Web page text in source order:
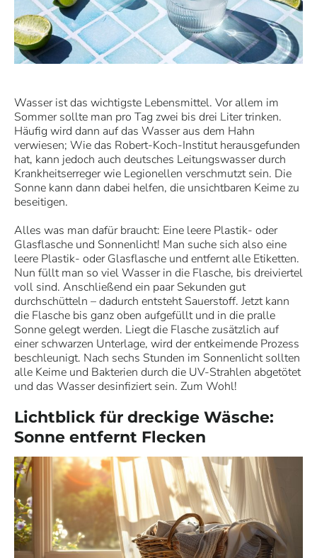
Wasser ist das wichtigste Lebensmittel. Vor allem im
Sommer sollte man pro Tag zwei bis drei Liter trinken.
Häufig wird dann auf das Wasser aus dem Hahn
verwiesen; Wie das Robert-Koch-Institut herausgefunden
hat, kann jedoch auch deutsches Leitungswasser durch
Krankheitserreger wie Legionellen verschmutzt sein. Die
Sonne kann dann dabei helfen, die unsichtbaren Keime zu
beseitigen.
Alles was man dafür braucht: Eine leere Plastik- oder
Glasflasche und Sonnenlicht! Man suche sich also eine
leere Plastik- oder Glasflasche und entfernt alle Etiketten.
Nun füllt man so viel Wasser in die Flasche, bis dreiviertel
voll sind. Anschließend ein paar Sekunden gut
durchschütteln – dadurch entsteht Sauerstoff. Jetzt kann
die Flasche bis ganz oben aufgefüllt und in die pralle
Sonne gelegt werden. Liegt die Flasche zusätzlich auf
einer schwarzen Unterlage, wird der entkeimende Prozess
beschleunigt. Nach sechs Stunden im Sonnenlicht sollten
alle Keime und Bakterien durch die UV-Strahlen abgetötet
und das Wasser desinfiziert sein. Zum Wohl!
Lichtblick für dreckige Wäsche:
Sonne entfernt Flecken